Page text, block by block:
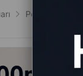
Powerbank